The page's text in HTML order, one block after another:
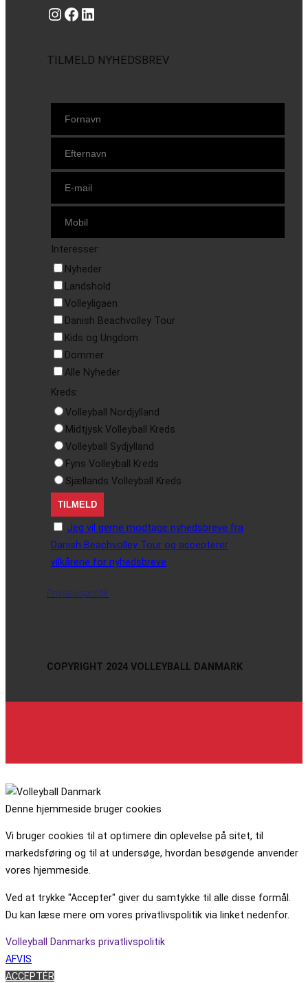
Instagram https://www.facebook.com/danishbeachvolleytour LinkedIn
TILMELD NYHEDSBREV
Interesser:
Nyheder
Landshold
Volleyligaen
Danish Beachvolley Tour
Kids og Ungdom
Dommer
Alle Nyheder
Kreds:
Volleyball Nordjylland
Midtjysk Volleyball Kreds
Volleyball Sydjylland
Fyns Volleyball Kreds
Sjællands Volleyball Kreds
Jeg vil gerne modtage nyhedsbreve fra
Danish Beachvolley Tour og accepterer
vilkårene for nyhedsbreve
Privatlivspolitik
COPYRIGHT 2024 VOLLEYBALL DANMARK
Denne hjemmeside bruger cookies
Vi bruger cookies til at optimere din oplevelse på sitet, til
markedsføring og til at undersøge, hvordan besøgende anvender
vores hjemmeside.
Ved at trykke "Accepter" giver du samtykke til alle disse formål.
Du kan læse mere om vores privatlivspolitik via linket nedenfor.
Volleyball Danmarks privatlivspolitik
AFVIS
ACCEPTÉR